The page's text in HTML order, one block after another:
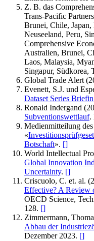
Z. B. das
Trans-Pacific
Brunei, Chile,
Neuseeland, Peru,
Comprehensive
Australien, Brunei,
Laos, Malaysia,
Singapur, Südkorea,
Global Trade Alert
Evenett, S.J. und
Dataset Series
Ronald Indergand
Subventionswettlauf.
Medienmitteilung
«
Botschaft». []
World Intellectual
Global Innovation
Uncertainty. []
Criscuolo, C. et. al.
Effective? A Review
OECD Science,
128. []
Zimmermann,
Abbau der
Dezember 2023. []